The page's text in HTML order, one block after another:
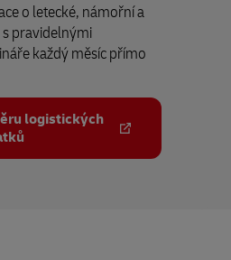
o letecké, námořní a
pravidelnými
každý měsíc přímo
logistických